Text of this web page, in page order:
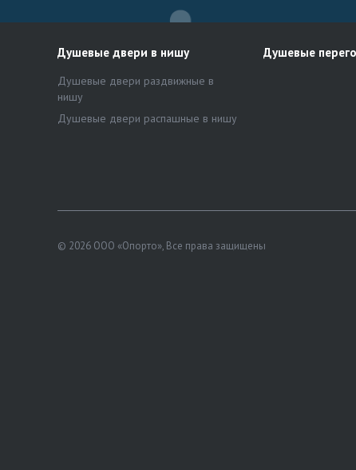
Душевые двери в нишу
Душевые двери раздвижные в
нишу
Душевые двери распашные в нишу
Душевые
© 2026 ООО «Опорто», Все права защищены